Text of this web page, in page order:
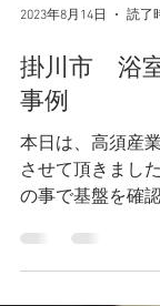
2023年8月14日
掛川市 浴
事例
させて頂きまし
の事で基盤を確